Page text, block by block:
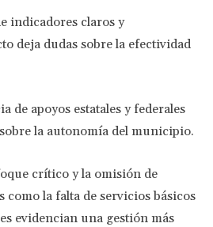
indicadores claros y
deja dudas sobre la efectividad
de apoyos estatales y federales
la autonomía del municipio.
crítico y la omisión de
como la falta de servicios básicos
evidencian una gestión más